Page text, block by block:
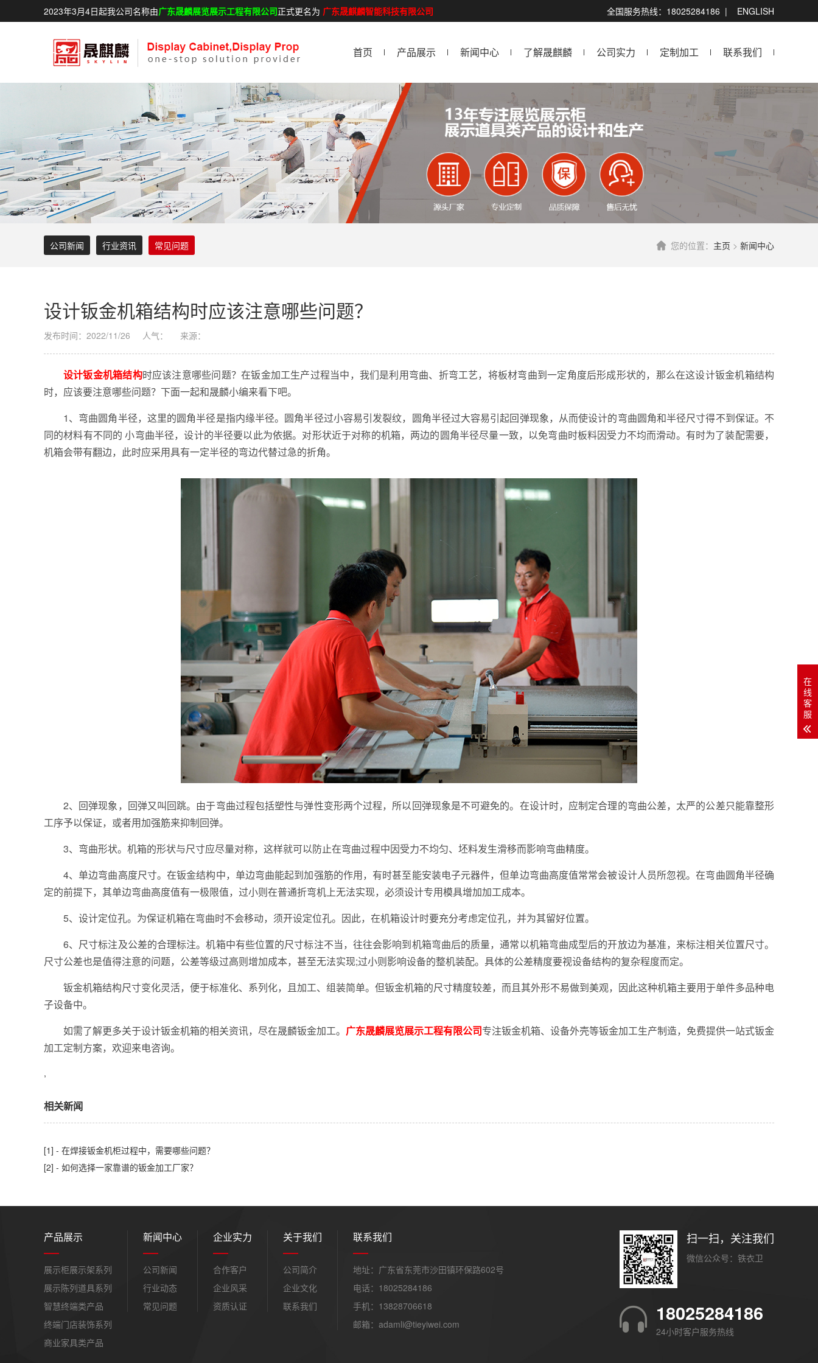
全国服务热线：18025284186 | ENGLISH
2023年3月4日起我公司名称由广东晟麟展览展示工程有限公司正式更名为 广东晟麒麟智能科技有限公司
首页 产品展示 新闻中心 了解晟麒麟 公司实力 定制加工 联系我们
您的位置： 主页 > 新闻中心
公司新闻 行业资讯 常见问题
设计钣金机箱结构时应该注意哪些问题？
发布时间：2022/11/26 人气： 来源：
设计钣金机箱结构时应该注意哪些问题？在钣金加工生产过程当中，我们是利用弯曲、折弯工艺，将板材弯曲到一定角度后形成形状的，那么在这设计钣金机箱结构
时，应该要注意哪些问题？下面一起和晟麟小编来看下吧。
1、弯曲圆角半径，这里的圆角半径是指内缘半径。圆角半径过小容易引发裂纹，圆角半径过大容易引起回弹现象，从而使设计的弯曲圆角和半径尺寸得不到保证。不
同的材料有不同的 小弯曲半径，设计的半径要以此为依据。对形状近于对称的机箱，两边的圆角半径尽量一致，以免弯曲时板料因受力不均而滑动。有时为了装配需要，
机箱会带有翻边，此时应采用具有一定半径的弯边代替过急的折角。
2、回弹现象，回弹又叫回跳。由于弯曲过程包括塑性与弹性变形两个过程，所以回弹现象是不可避免的。在设计时，应制定合理的弯曲公差，太严的公差只能靠整形
工序予以保证，或者用加强筋来抑制回弹。
3、弯曲形状。机箱的形状与尺寸应尽量对称，这样就可以防止在弯曲过程中因受力不均匀、坯料发生滑移而影响弯曲精度。
4、单边弯曲高度尺寸。在钣金结构中，单边弯曲能起到加强筋的作用，有时甚至能安装电子元器件，但单边弯曲高度值常常会被设计人员所忽视。在弯曲圆角半径确
定的前提下，其单边弯曲高度值有一极限值，过小则在普通折弯机上无法实现，必须设计专用模具增加加工成本。
5、设计定位孔。为保证机箱在弯曲时不会移动，须开设定位孔。因此，在机箱设计时要充分考虑定位孔，并为其留好位置。
6、尺寸标注及公差的合理标注。机箱中有些位置的尺寸标注不当，往往会影响到机箱弯曲后的质量，通常以机箱弯曲成型后的开放边为基准，来标注相关位置尺寸。
尺寸公差也是值得注意的问题，公差等级过高则增加成本，甚至无法实现;过小则影响设备的整机装配。具体的公差精度要视设备结构的复杂程度而定。
钣金机箱结构尺寸变化灵活，便于标准化、系列化，且加工、组装简单。但钣金机箱的尺寸精度较差，而且其外形不易做到美观，因此这种机箱主要用于单件多品种电
子设备中。
如需了解更多关于设计钣金机箱的相关资讯，尽在晟麟钣金加工。 广东晟麟展览展示工程有限公司专注钣金机箱、设备外壳等钣金加工生产制造，免费提供一站式钣金
加工定制方案，欢迎来电咨询。
,
相关新闻
[1] - 在焊接钣金机柜过程中，需要哪些问题？
[2] - 如何选择一家靠谱的钣金加工厂家？
产品展示
展示柜展示架系列
展示陈列道具系列
智慧终端类产品
终端门店装饰系列
商业家具类产品
新闻中心
公司新闻
行业动态
常见问题
企业实力
合作客户
企业风采
资质认证
关于我们
公司简介
企业文化
联系我们
联系我们
地址：广东省东莞市沙田镇环保路602号
电话：18025284186
手机：13828706618
邮箱：adamli@tieyiwei.com
扫一扫，关注我们
微信公众号：铁衣卫
18025284186
24小时客户服务热线
在
线
客
服